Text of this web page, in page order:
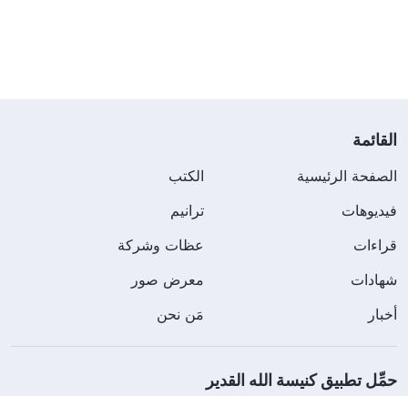
القائمة
الصفحة الرئيسية
الكتب
فيديوهات
ترانيم
قراءات
عظات وشركة
شهادات
معرض صور
أخبار
مَن نحن
حمِّل تطبيق كنيسة الله القدير